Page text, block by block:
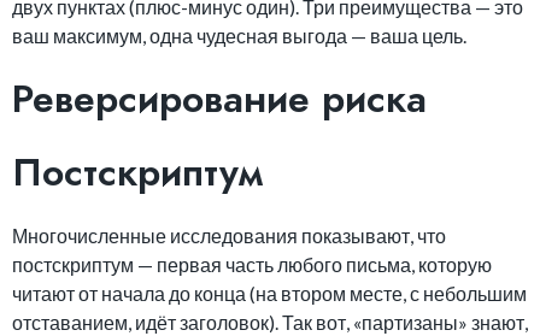
двух пунктах (плюс-минус один). Три преимущества — это
ваш максимум, одна чудесная выгода — ваша цель.
Реверсирование риска
Постскриптум
Многочисленные исследования показывают, что
постскриптум — первая часть любого письма, которую
читают от начала до конца (на втором месте, с небольшим
отставанием, идёт заголовок). Так вот, «партизаны» знают,